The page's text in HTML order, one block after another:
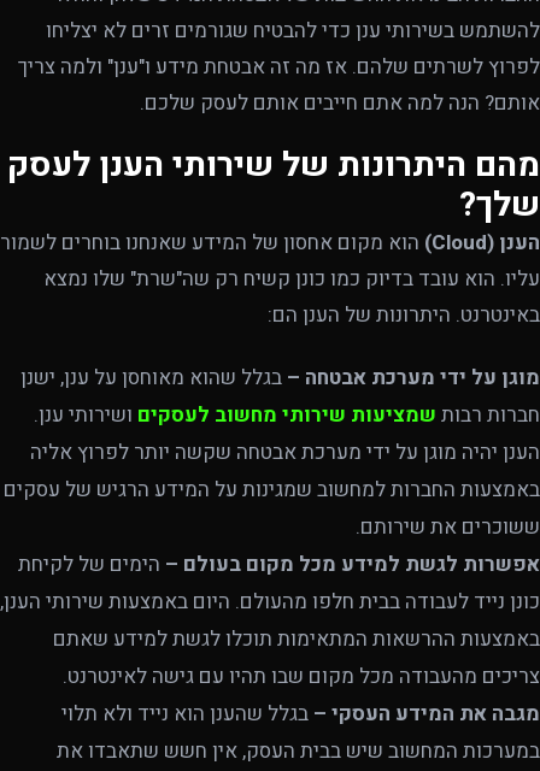
להשתמש בשירותי ענן כדי להבטיח שגורמים זרים לא יצליחו
לפרוץ לשרתים שלהם. אז מה זה אבטחת מידע ו"ענן" ולמה צריך
אותם? הנה למה אתם חייבים אותם לעסק שלכם.
מהם היתרונות של שירותי הענן לעסק
שלך?
הענן (Cloud
) הוא מקום אחסון של המידע שאנחנו בוחרים לשמור
עליו. הוא עובד בדיוק כמו כונן קשיח רק שה"שרת" שלו נמצא
באינטרנט. היתרונות של הענן הם:
מוגן על ידי מערכת אבטחה – בגלל שהוא מאוחסן על ענן, ישנן
חברות רבות שמציעות שירותי מחשוב לעסקים ושירותי ענן.
הענן יהיה מוגן על ידי מערכת אבטחה שקשה יותר לפרוץ אליה
באמצעות החברות למחשוב שמגינות על המידע הרגיש של עסקים
ששוכרים את שירותם.
אפשרות לגשת למידע מכל מקום בעולם – הימים של לקיחת
כונן נייד לעבודה בבית חלפו מהעולם. היום באמצעות שירותי הענן,
באמצעות ההרשאות המתאימות תוכלו לגשת למידע שאתם
צריכים מהעבודה מכל מקום שבו תהיו עם גישה לאינטרנט.
מגבה את המידע העסקי – בגלל שהענן הוא נייד ולא תלוי
במערכות המחשוב שיש בבית העסק, אין חשש שתאבדו את